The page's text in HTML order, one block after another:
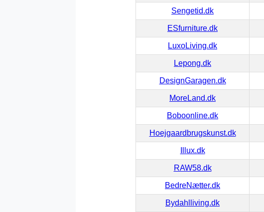
Sengetid.dk
ESfurniture.dk
LuxoLiving.dk
Lepong.dk
DesignGaragen.dk
MoreLand.dk
Boboonline.dk
Hoejgaardbrugskunst.dk
Illux.dk
RAW58.dk
BedreNætter.dk
Bydahlliving.dk